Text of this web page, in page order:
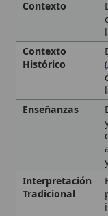
Enseñanzas
y
y
Interpretación
término